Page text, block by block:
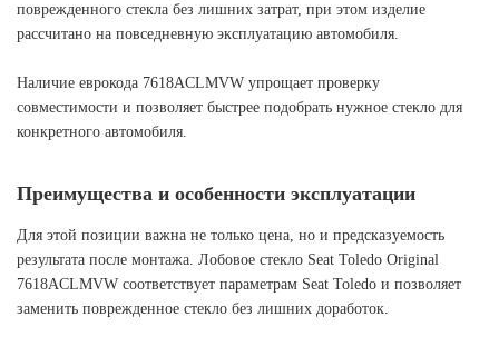
поврежденного стекла без лишних затрат, при этом изделие
рассчитано на повседневную эксплуатацию автомобиля.
Наличие еврокода 7618ACLMVW упрощает проверку
совместимости и позволяет быстрее подобрать нужное стекло для
конкретного автомобиля.
Преимущества и особенности эксплуатации
Для этой позиции важна не только цена, но и предсказуемость
результата после монтажа. Лобовое стекло Seat Toledo Original
7618ACLMVW соответствует параметрам Seat Toledo и позволяет
заменить поврежденное стекло без лишних доработок.